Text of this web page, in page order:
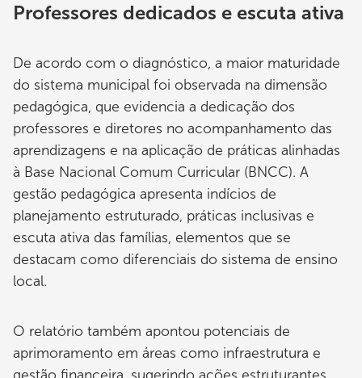
Professores dedicados e escuta ativa
De acordo com o diagnóstico, a maior maturidade
do sistema municipal foi observada na dimensão
pedagógica, que evidencia a dedicação dos
professores e diretores no acompanhamento das
aprendizagens e na aplicação de práticas alinhadas
à Base Nacional Comum Curricular (BNCC). A
gestão pedagógica apresenta indícios de
planejamento estruturado, práticas inclusivas e
escuta ativa das famílias, elementos que se
destacam como diferenciais do sistema de ensino
local.
O relatório também apontou potenciais de
aprimoramento em áreas como infraestrutura e